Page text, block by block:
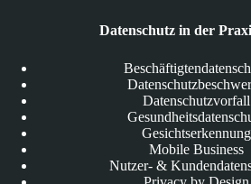
Datenschutz in der
Datenschutzvorfall
Gesichtserkennung
Mobile Business
Nutzer- &